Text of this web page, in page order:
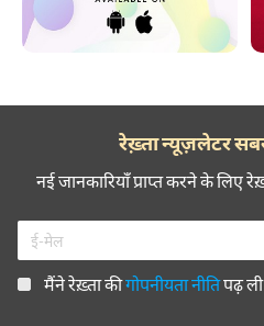
रेख़्ता न्यूज़लेटर
नई जानकारियाँ प्राप्त करने के लिए
मैंने रेख़्ता कीगोपनीयता नीतिपढ़